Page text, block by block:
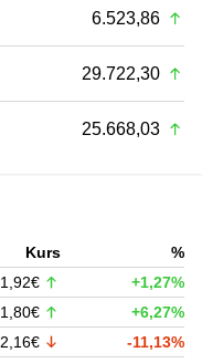
6.523,86
29.722,30
25.668,03
Kurs
%
1,92€
+1,27%
1,80€
+6,27%
2,16€
-11,13%